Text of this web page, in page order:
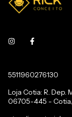
5511960276130
Loja Cotia: R. Dep.
06705-445 -